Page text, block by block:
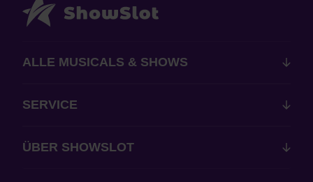
ALLE MUSICALS & SHOWS
SERVICE
ÜBER SHOWSLOT